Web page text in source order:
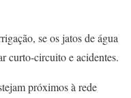
se os jatos de água
curto-circuito e acidentes.
próximos à rede